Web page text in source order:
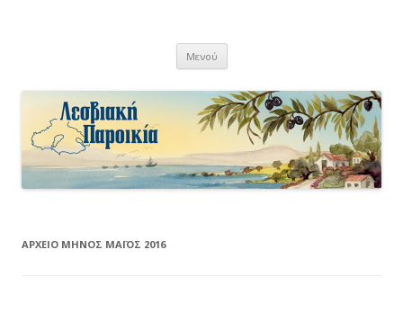
Μενού Μετάβαση
περιεχόμενο
ΑΡΧΕΊΟ ΜΗΝΌΣ ΜΆΙΟΣ 2016